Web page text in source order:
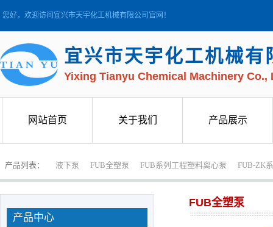
您好，欢迎访问宜兴市天宇化工机械有限公司官网！
宜兴市天宇化工机械有
Yixing Tianyu Chemical Machinery Co.,
网站首页
网站首页
关于我们
关于我们
产品展示
产品展示
产品列表： 液下泵 FUB全塑泵 FUB系列工程塑料离心泵 FUB-ZK
产品中心
FUB全塑泵